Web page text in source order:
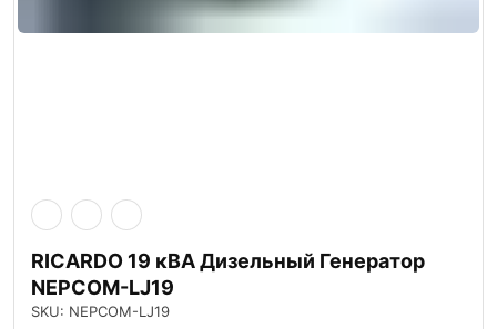
RICARDO 19 кВА Дизельный Генератор
NEPCOM-LJ19
SKU: NEPCOM-LJ19